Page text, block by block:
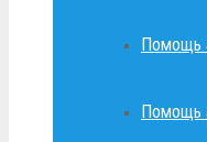
Помощь
Помощь